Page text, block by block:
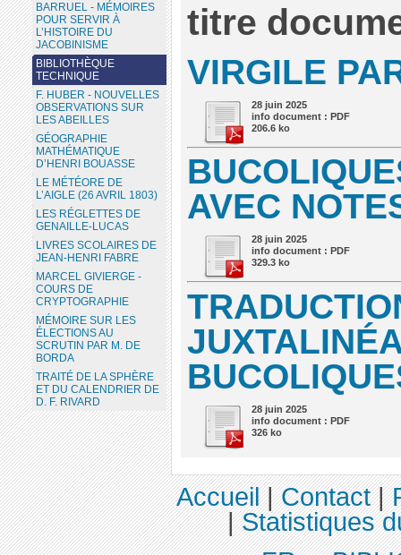
titre
VIRGILE
28 juin 2025
info document : PDF
206.6 ko
AVEC
28 juin 2025
info document : PDF
329.3 ko
28 juin 2025
info document : PDF
326 ko
BARRUEL - MÉMOIRES
POUR SERVIR À
L’HISTOIRE DU
JACOBINISME
BIBLIOTHÈQUE
TECHNIQUE
F. HUBER - NOUVELLES
OBSERVATIONS SUR
LES ABEILLES
GÉOGRAPHIE
MATHÉMATIQUE
D’HENRI BOUASSE
LE MÉTÉORE DE
L’AIGLE (26 AVRIL 1803)
LES RÉGLETTES DE
GENAILLE-LUCAS
LIVRES SCOLAIRES DE
JEAN-HENRI FABRE
MARCEL GIVIERGE -
COURS DE
CRYPTOGRAPHIE
MÉMOIRE SUR LES
ÉLECTIONS AU
SCRUTIN PAR M. DE
BORDA
TRAITÉ DE LA SPHÈRE
ET DU CALENDRIER DE
D. F. RIVARD
Accueil|Contact|
|Statistiques